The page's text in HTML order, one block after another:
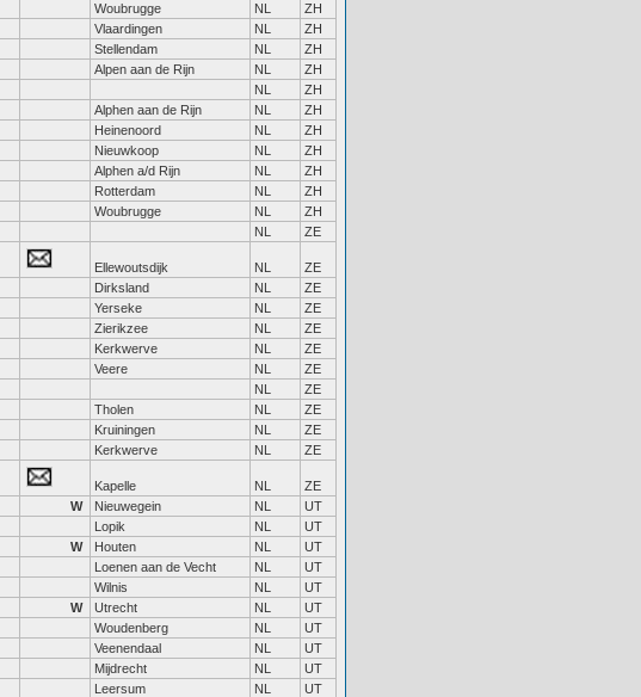
Woubrugge NL
ZH
Vlaardingen NL
ZH
Stellendam NL
ZH
Alpen aan de Rijn NL
ZH
NL
ZH
Alphen aan de Rijn NL
ZH
Heinenoord NL
ZH
Nieuwkoop NL
ZH
Alphen a/d Rijn NL
ZH
Rotterdam NL
ZH
Woubrugge NL
ZH
NL ZE
Ellewoutsdijk NL
ZE
Dirksland NL
ZE
Yerseke NL
ZE
Zierikzee NL
ZE
Kerkwerve NL
ZE
Veere NL
ZE
NL
ZE
Tholen NL
ZE
Kruiningen NL
ZE
Kerkwerve NL ZE
Kapelle NL
ZE
W Nieuwegein NL
UT
Lopik NL
UT
W Houten NL
UT
Loenen aan de Vecht NL
UT
Wilnis NL
UT
W Utrecht NL
UT
Woudenberg NL
UT
Veenendaal NL
UT
Mijdrecht NL
UT
Leersum NL
UT